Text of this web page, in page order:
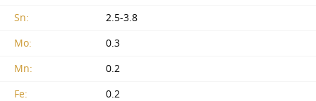
Sn:
2.5-3.8
Mo:
0.3
Mn:
0.2
Fe:
0.2